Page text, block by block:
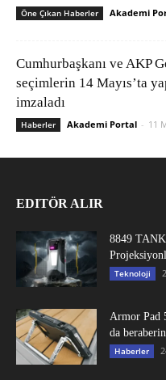
Öne Çıkan Haberler Akademi
Cumhurbaşkanı ve AKP
seçimlerin 14 Mayıs’ta
imzaladı
Haberler Akademi Portal - 11
EDITÖR ALIR
8849
Teknoloji
Armor Pad
da
Haberler